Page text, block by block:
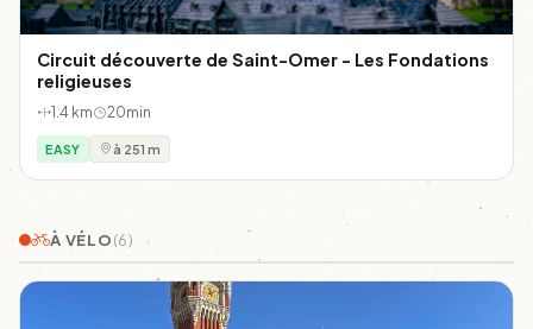
Circuit découverte de Saint-Omer - Les Fondations
religieuses
1.4 km 20min
EASY à 251 m
À VÉLO(6)